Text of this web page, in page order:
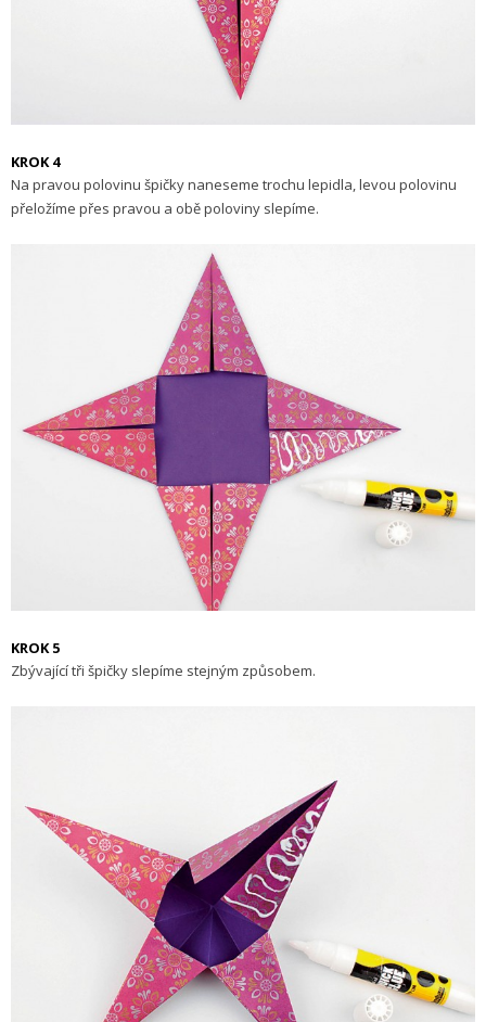
KROK 4
Na pravou polovinu špičky naneseme trochu lepidla, levou polovinu
přeložíme přes pravou a obě poloviny slepíme.
KROK 5
Zbývající tři špičky slepíme stejným způsobem.